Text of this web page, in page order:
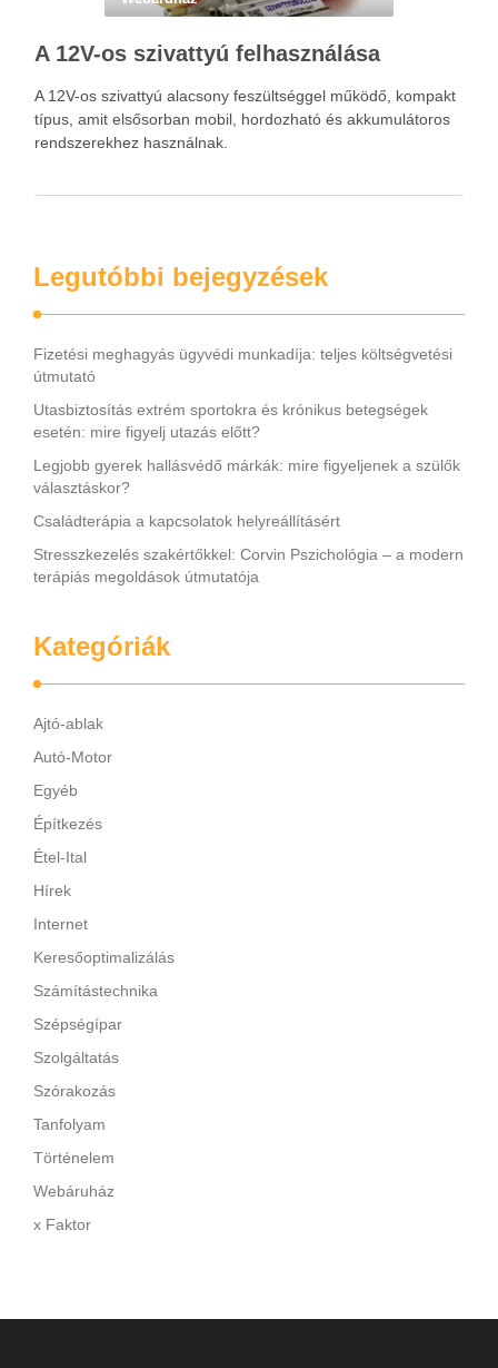
A 12V-os szivattyú felhasználása
A 12V-os szivattyú alacsony feszültséggel működő, kompakt
típus, amit elsősorban mobil, hordozható és akkumulátoros
rendszerekhez használnak.
Legutóbbi bejegyzések
Fizetési meghagyás ügyvédi munkadíja: teljes költségvetési
útmutató
Utasbiztosítás extrém sportokra és krónikus betegségek
esetén: mire figyelj utazás előtt?
Legjobb gyerek hallásvédő márkák: mire figyeljenek a szülők
választáskor?
Családterápia a kapcsolatok helyreállításért
Stresszkezelés szakértőkkel: Corvin Pszichológia – a modern
terápiás megoldások útmutatója
Kategóriák
Ajtó-ablak
Autó-Motor
Egyéb
Építkezés
Étel-Ital
Hírek
Internet
Keresőoptimalizálás
Számítástechnika
Szépségípar
Szolgáltatás
Szórakozás
Tanfolyam
Történelem
Webáruház
x Faktor